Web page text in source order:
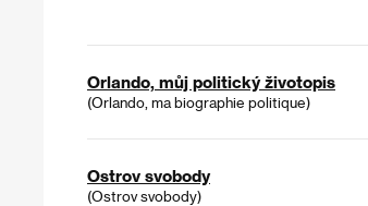
Orlando, můj politický životopis
(Orlando, ma biographie politique)
Ostrov svobody
(Ostrov svobody)